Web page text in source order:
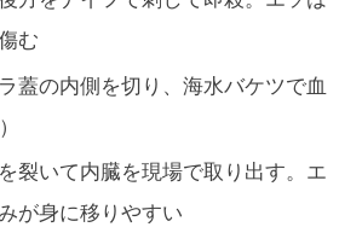
む
ラ蓋の内側を切り、海水バケツで血
を裂いて内臓を現場で取り出す。エ
が身に移りやすい